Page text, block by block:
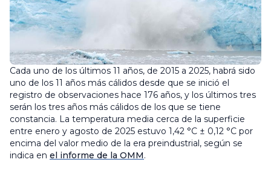
Cada uno de los últimos 11 años, de 2015 a 2025, habrá sido
uno de los 11 años más cálidos desde que se inició el
registro de observaciones hace 176 años, y los últimos tres
serán los tres años más cálidos de los que se tiene
constancia. La temperatura media cerca de la superficie
entre enero y agosto de 2025 estuvo 1,42 °C ± 0,12 °C por
encima del valor medio de la era preindustrial, según se
indica en el informe de la OMM.